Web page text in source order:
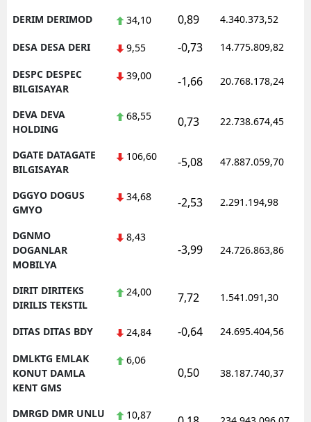
DERIM DERIMOD 34,10 0,89 4.340.373,52
DESA DESA DERI 9,55 -0,73 14.775.809,82
DESPC DESPEC
BILGISAYAR
39,00 -1,66 20.768.178,24
DEVA DEVA
HOLDING
68,55 0,73 22.738.674,45
DGATE DATAGATE
BILGISAYAR
106,60 -5,08 47.887.059,70
DGGYO DOGUS
GMYO
34,68 -2,53 2.291.194,98
DGNMO
DOGANLAR
MOBILYA
8,43
-3,99 24.726.863,86
DIRIT DIRITEKS
DIRILIS TEKSTIL
24,00 7,72 1.541.091,30
DITAS DITAS BDY 24,84 -0,64 24.695.404,56
DMLKTG EMLAK
KONUT DAMLA
KENT GMS
6,06
0,50 38.187.740,37
DMRGD DMR UNLU
10,87